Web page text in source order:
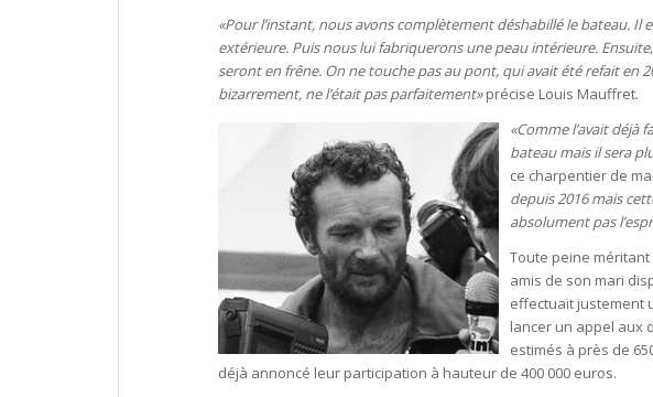
«Pour l’instant, nous avons complètement déshabillé le bateau. Il
extérieure. Puis nous lui fabriquerons une peau intérieure.
seront en frêne. On ne touche pas au pont, qui avait été refait en
bizarrement, ne l’était pas parfaitement»précise Louis Mauffret.
«Comme l’avait déjà
bateau mais il sera
ce charpentier de
depuis 2016 mais
absolument pas
Toute peine
amis de son mari
effectuait justement
lancer un appel aux
estimés à près de
déjà annoncé leur participation à hauteur de 400 000 euros.